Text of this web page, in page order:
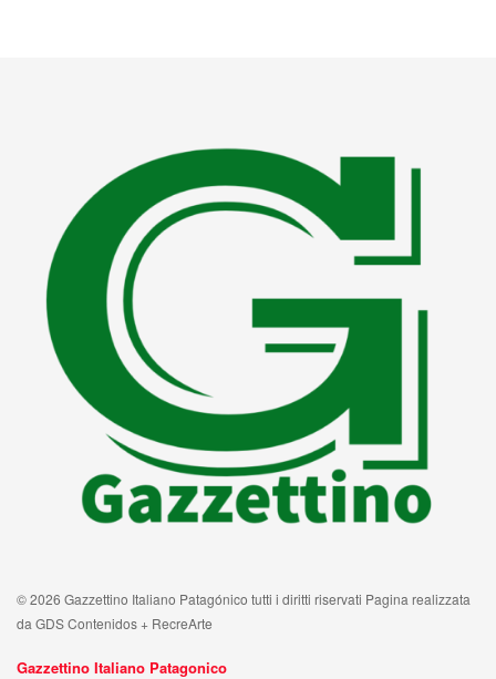
© 2026 Gazzettino Italiano Patagónico tutti i diritti riservati Pagina realizzata
da GDS Contenidos + RecreArte
Gazzettino Italiano Patagonico